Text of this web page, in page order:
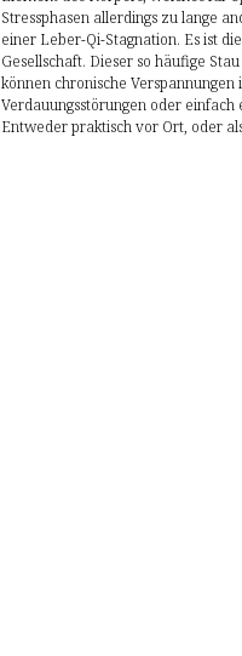
Stressphasen allerdings zu lange
einer Leber-Qi-Stagnation. Es ist
Gesellschaft. Dieser so häufige
können chronische
Verdauungsstörungen oder
Entweder praktisch vor Ort, oder